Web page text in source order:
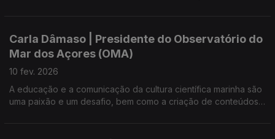
Carla Dâmaso | Presidente do Observatório do
Mar dos Açores (OMA)
10 fev. 2026
A educação e a comunicação da cultura científica marinha são
uma paixão e um desafio, bem como a criação de conteúdos